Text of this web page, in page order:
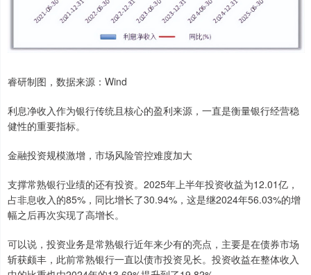
睿研制图，数据来源：Wind
利息净收入作为银行传统且核心的盈利来源，一直是衡量银行经营稳
健性的重要指标。
金融投资规模激增，市场风险管控难度加大
支撑常熟银行业绩的还有投资。2025年上半年投资收益为12.01亿，
占非息收入的85%，同比增长了30.94%，这是继2024年56.03%的增
幅之后再次实现了高增长。
可以说，投资业务是常熟银行近年来少有的亮点，主要是在债券市场
斩获颇丰，此前常熟银行一直以债市投资见长。投资收益在整体收入